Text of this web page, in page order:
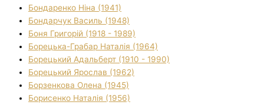
Бондаренко Ніна (1941)
Бондарчук Василь (1948)
Боня Григорій (1918 - 1989)
Борецька-Грабар Наталія (1964)
Борецький Адальберт (1910 - 1990)
Борецький Ярослав (1962)
Борзенкова Олена (1945)
Борисенко Наталія (1956)